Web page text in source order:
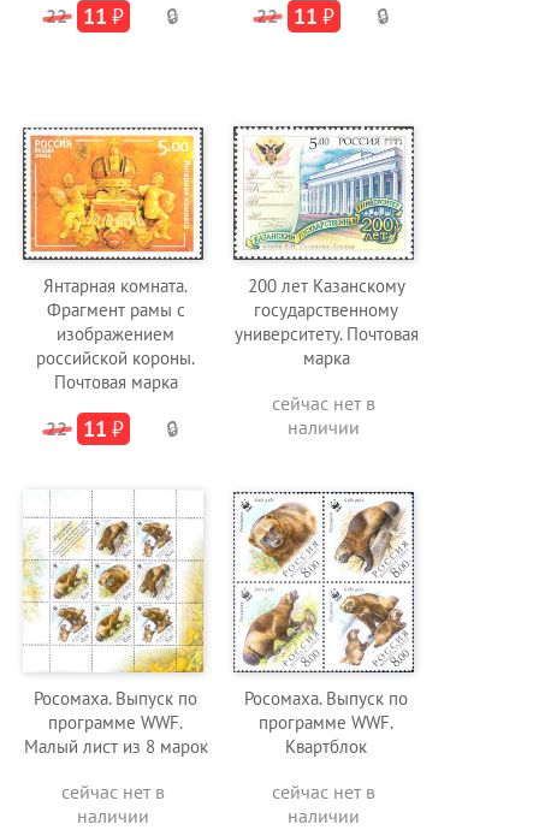
22 11 ₽ 🔒 22 11 ₽ 🔒
Янтарная комната.
Фрагмент рамы с
изображением
российской короны.
Почтовая марка
22 11 ₽ 🔒
200 лет Казанскому
государственному
университету. Почтовая
марка
сейчас нет в
наличии
Росомаха. Выпуск по
программе WWF.
Малый лист из 8 марок
сейчас нет в
наличии
Росомаха. Выпуск по
программе WWF.
Квартблок
сейчас нет в
наличии